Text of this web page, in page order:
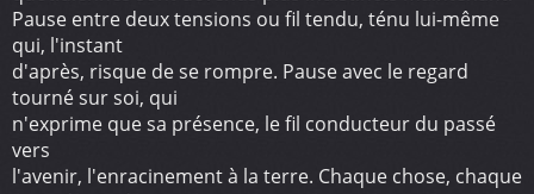
Pause entre deux tensions ou fil tendu, ténu lui-même
qui, l'instant
d'après, risque de se rompre. Pause avec le regard
tourné sur soi, qui
n'exprime que sa présence, le fil conducteur du passé
vers
l'avenir, l'enracinement à la terre. Chaque chose, chaque